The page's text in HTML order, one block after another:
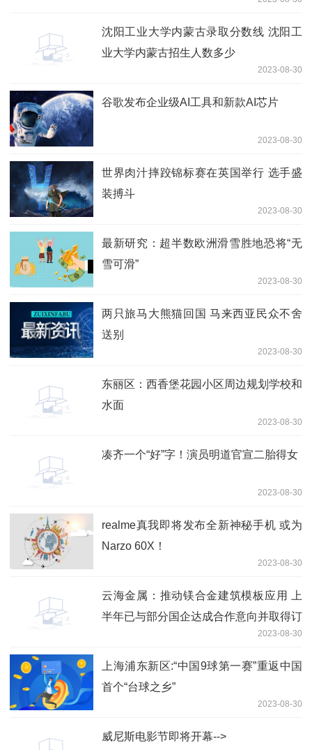
沈阳工业大学内蒙古录取分数线 沈阳工
业大学内蒙古招生人数多少
2023-08-30
谷歌发布企业级AI工具和新款AI芯片
2023-08-30
世界肉汁摔跤锦标赛在英国举行 选手盛
装搏斗
2023-08-30
最新研究：超半数欧洲滑雪胜地恐将“无
雪可滑”
2023-08-30
两只旅马大熊猫回国 马来西亚民众不舍
送别
2023-08-30
东丽区：西香堡花园小区周边规划学校和
水面
2023-08-30
凑齐一个“好”字！演员明道官宣二胎得女
2023-08-30
realme真我即将发布全新神秘手机 或为
Narzo 60X！
2023-08-30
云海金属：推动镁合金建筑模板应用 上
半年已与部分国企达成合作意向并取得订
2023-08-30
上海浦东新区:“中国9球第一赛”重返中国
首个“台球之乡”
2023-08-30
威尼斯电影节即将开幕-->